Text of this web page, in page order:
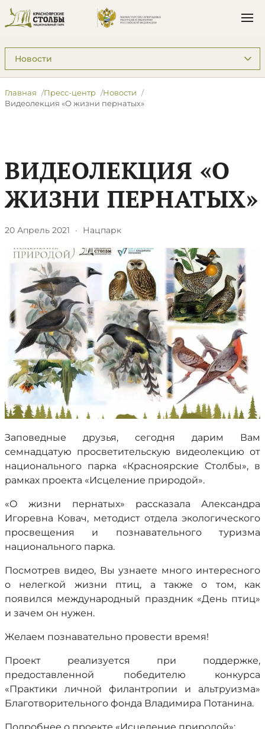
Подразделы: Пресс-центр
Главная Пресс-центр
Новости
​Видеолекция «О жизни пернатых»
​ВИДЕОЛЕКЦИЯ «О
ЖИЗНИ ПЕРНАТЫХ»
20 Апрель 2021 · Нацпарк
Заповедные друзья, сегодня дарим Вам
семнадцатую просветительскую видеолекцию от
национального парка «Красноярские Столбы», в
рамках проекта «Исцеление природой».
«О жизни пернатых» рассказала Александра
Игоревна Ковач, методист отдела экологического
просвещения и познавательного туризма
национального парка.
Посмотрев видео, Вы узнаете много интересного
о нелегкой жизни птиц, а также о том, как
появился международный праздник «День птиц»
и зачем он нужен.
Желаем познавательно провести время!
Проект реализуется при поддержке,
предоставленной победителю конкурса
«Практики личной филантропии и альтруизма»
Благотворительного фонда Владимира Потанина.